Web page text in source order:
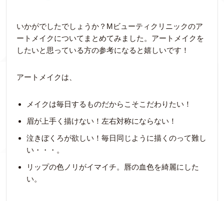
いかがでしたでしょうか？Mビューティクリニックのア
ートメイクについてまとめてみました。アートメイクを
したいと思っている方の参考になると嬉しいです！
アートメイクは、
メイクは毎日するものだからこそこだわりたい！
眉が上手く描けない！左右対称にならない！
泣きぼくろが欲しい！毎日同じように描くのって難し
い・・・。
リップの色ノリがイマイチ。唇の血色を綺麗にした
い。